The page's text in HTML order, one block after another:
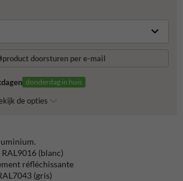
product doorsturen per e-mail
donderdag in huis
de opties
RAL9016 (blanc)
réfléchissante
(gris)